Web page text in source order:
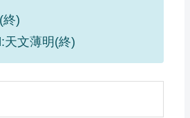
終)
天文薄明(終)